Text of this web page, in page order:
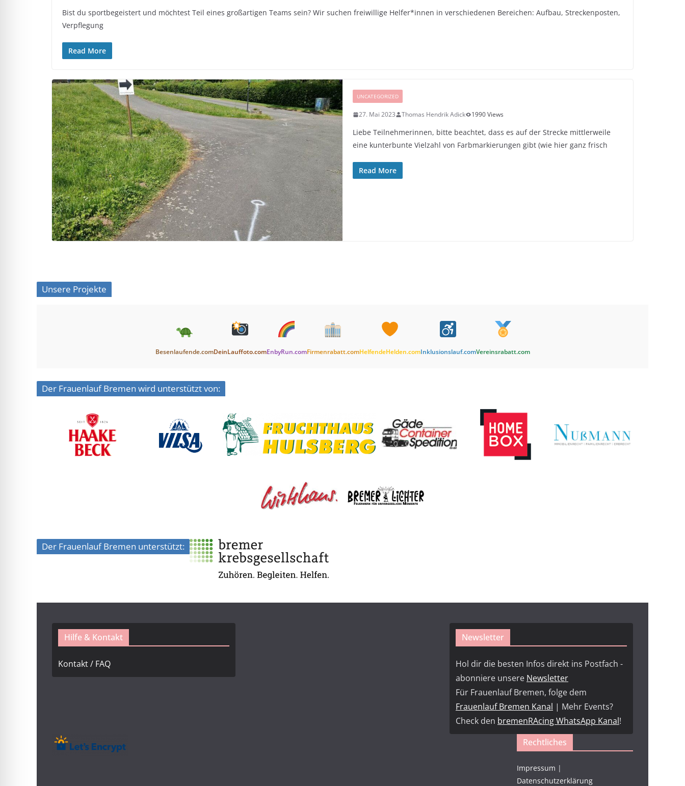
Bist du sportbegeistert und möchtest Teil eines großartigen Teams sein? Wir suchen freiwillige Helfer*innen in verschiedenen Bereichen: Aufbau, Streckenposten,
Verpflegung
Read More
UNCATEGORIZED
27. Mai 2023 Thomas Hendrik Adick 1990 Views
Liebe Teilnehmerinnen, bitte beachtet, dass es auf der Strecke mittlerweile
eine kunterbunte Vielzahl von Farbmarkierungen gibt (wie hier ganz frisch
Read More
Unsere Projekte
Besenlaufende.comDeinLauffoto.comEnbyRun.comFirmenrabatt.comHelfendeHelden.comInklusionslauf.comVereinsrabatt.com
Der Frauenlauf Bremen wird unterstützt von:
Der Frauenlauf Bremen unterstützt:
Hilfe & Kontakt
Kontakt / FAQ
Newsletter
Hol dir die besten Infos direkt ins Postfach -
abonniere unsere Newsletter
Für Frauenlauf Bremen, folge dem
Frauenlauf Bremen Kanal | Mehr Events?
Check den bremenRAcing WhatsApp Kanal!
Rechtliches
Impressum |
Datenschutzerklärung